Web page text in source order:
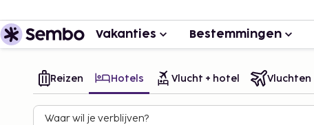
Vakanties Bestemmingen
Reizen Hotels Vlucht + hotel Vluchten
Waar wil je verblijven?